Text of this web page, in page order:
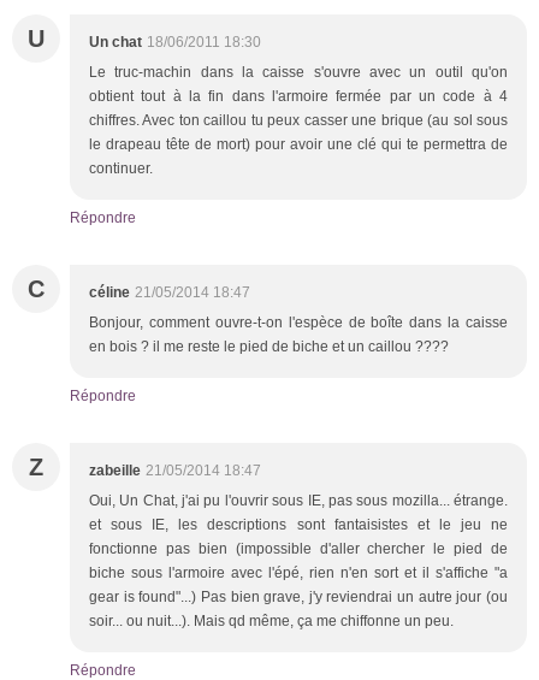
U Un chat 18/06/2011 18:30
Le truc-machin dans la caisse s'ouvre avec un outil qu'on
obtient tout à la fin dans l'armoire fermée par un code à 4
chiffres. Avec ton caillou tu peux casser une brique (au sol sous
le drapeau tête de mort) pour avoir une clé qui te permettra de
continuer.
Répondre
C céline 21/05/2014 18:47
Bonjour, comment ouvre-t-on l'espèce de boîte dans la caisse
en bois ? il me reste le pied de biche et un caillou ????
Répondre
Z zabeille 21/05/2014 18:47
Oui, Un Chat, j'ai pu l'ouvrir sous IE, pas sous mozilla... étrange.
et sous IE, les descriptions sont fantaisistes et le jeu ne
fonctionne pas bien (impossible d'aller chercher le pied de
biche sous l'armoire avec l'épé, rien n'en sort et il s'affiche "a
gear is found"...) Pas bien grave, j'y reviendrai un autre jour (ou
soir... ou nuit...). Mais qd même, ça me chiffonne un peu.
Répondre